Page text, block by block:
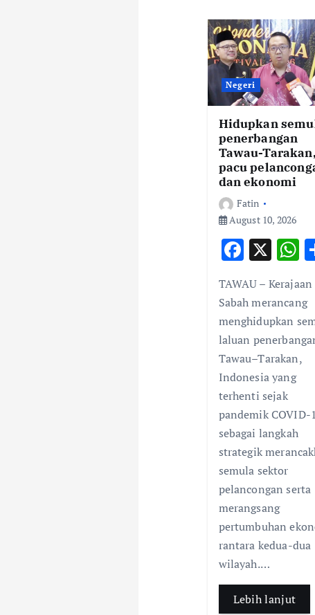
Negeri
Hidupkan
penerbangan
Tawau-Tarakan,
pacu
dan ekonomi
Fatin
August 10, 2026
F
e
b
o
o
k
X
at
s
A
p
TAWAU – Kerajaan
Sabah merancang
menghidupkan
laluan
Tawau–Tarakan,
Indonesia yang
terhenti sejak
pandemik COVID-
sebagai langkah
strategik
semula sektor
pelancongan serta
merangsang
pertumbuhan
rantara kedua-dua
wilayah.…
Lebih lanjut